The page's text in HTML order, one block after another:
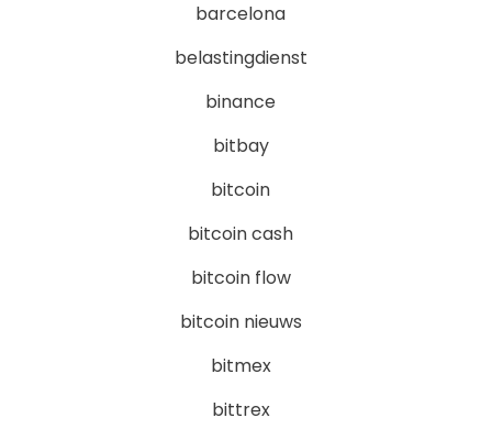
barcelona
belastingdienst
binance
bitbay
bitcoin
bitcoin cash
bitcoin flow
bitcoin nieuws
bitmex
bittrex